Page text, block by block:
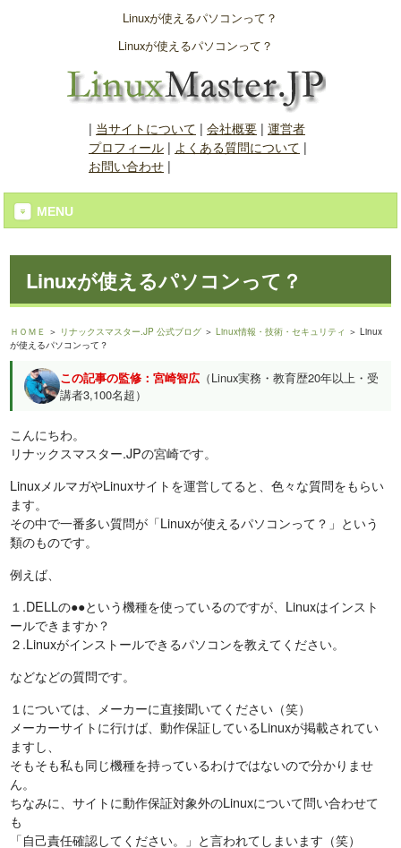
Linuxが使えるパソコンって？
Linuxが使えるパソコンって？
| 当サイトについて | 会社概要| 運営者
プロフィール| よくある質問について |
お問い合わせ|
MENU
Linuxが使えるパソコンって？
ＨＯＭＥ ＞ リナックスマスター.JP 公式ブログ ＞Linux情報・技術・セキュリティ ＞ Linux
が使えるパソコンって？
この記事の監修：宮崎智広 （Linux実務・教育歴20年以上・受
講者3,100名超）
こんにちわ。
リナックスマスター.JPの宮崎です。
LinuxメルマガやLinuxサイトを運営してると、色々な質問をもらい
ます。
その中で一番多い質問が「Linuxが使えるパソコンって？」という
類のものです。
例えば、
１.DELLの●●という機種を使っているのですが、Linuxはインスト
ールできますか？
２.Linuxがインストールできるパソコンを教えてください。
などなどの質問です。
１については、メーカーに直接聞いてください（笑）
メーカーサイトに行けば、動作保証しているLinuxが掲載されてい
ますし、
そもそも私も同じ機種を持っているわけではないので分かりませ
ん。
ちなみに、サイトに動作保証対象外のLinuxについて問い合わせて
も
「自己責任確認してください。」と言われてしまいます（笑）